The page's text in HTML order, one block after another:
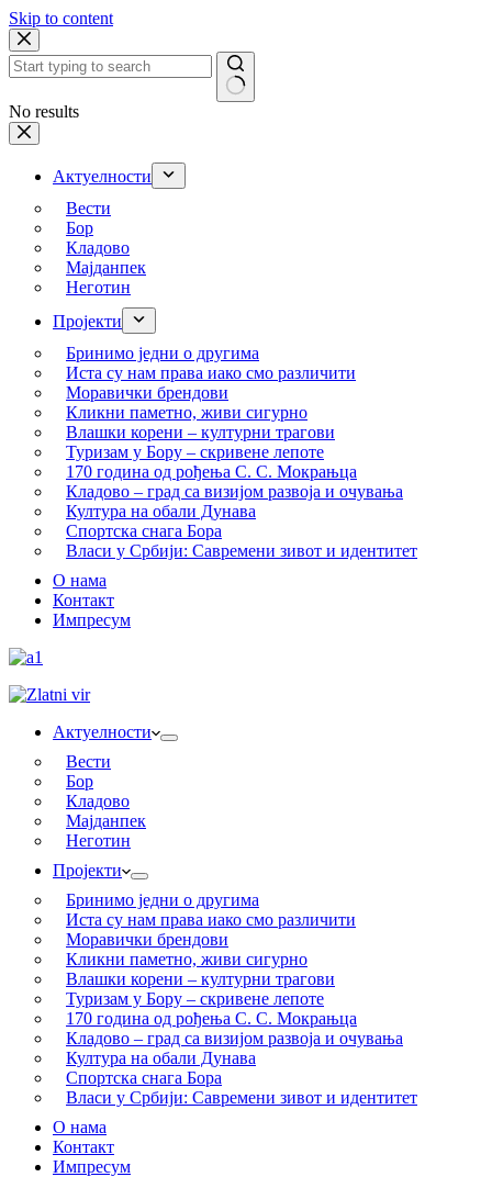
Skip to content
No results
Актуелности
Вести
Бор
Кладово
Мајданпек
Неготин
Пројекти
Бринимо једни о другима
Иста су нам права иако смо различити
Моравички брендови
Кликни паметно, живи сигурно
Влашки корени – културни трагови
Туризам у Бору – скривене лепоте
170 година од рођења С. С. Мокрањца
Кладово – град са визијом развоја и очувања
Култура на обали Дунава
Спортска снага Бора
Власи у Србији: Савремени зивот и идентитет
О нама
Контакт
Импресум
Актуелности
Вести
Бор
Кладово
Мајданпек
Неготин
Пројекти
Бринимо једни о другима
Иста су нам права иако смо различити
Моравички брендови
Кликни паметно, живи сигурно
Влашки корени – културни трагови
Туризам у Бору – скривене лепоте
170 година од рођења С. С. Мокрањца
Кладово – град са визијом развоја и очувања
Култура на обали Дунава
Спортска снага Бора
Власи у Србији: Савремени зивот и идентитет
О нама
Контакт
Импресум